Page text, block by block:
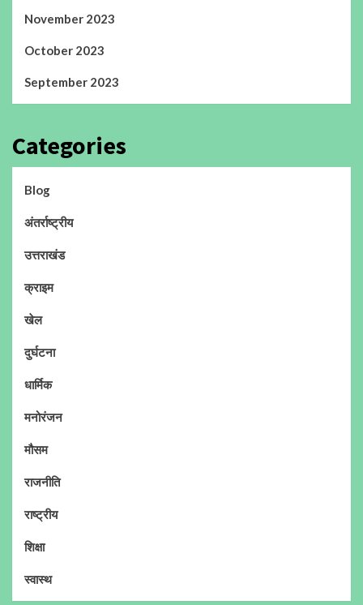
November 2023
October 2023
September 2023
Categories
Blog
अंतर्राष्ट्रीय
उत्तराखंड
क्राइम
खेल
दुर्घटना
धार्मिक
मनोरंजन
मौसम
राजनीति
राष्ट्रीय
शिक्षा
स्वास्थ